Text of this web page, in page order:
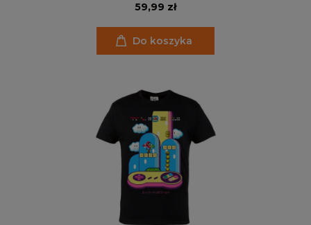
59,99 zł
Do koszyka